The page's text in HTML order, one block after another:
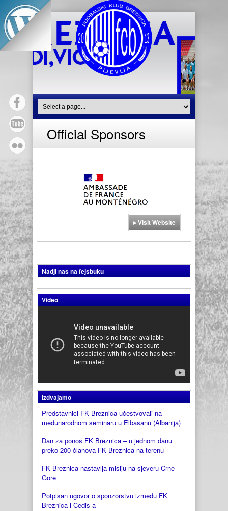
Official Sponsors
▸ Visit Website
Nadji nas na fejsbuku
Video
Izdvajamo
Predstavnici FK Breznica učestvovali na
međunarodnom seminaru u Elbasanu (Albanija)
Dan za ponos FK Breznica – u jednom danu
preko 200 članova FK Breznica na terenu
FK Breznica nastavlja misiju na sjeveru Crne
Gore
Potpisan ugovor o sponzorstvu između FK
Breznica i Cedis-a